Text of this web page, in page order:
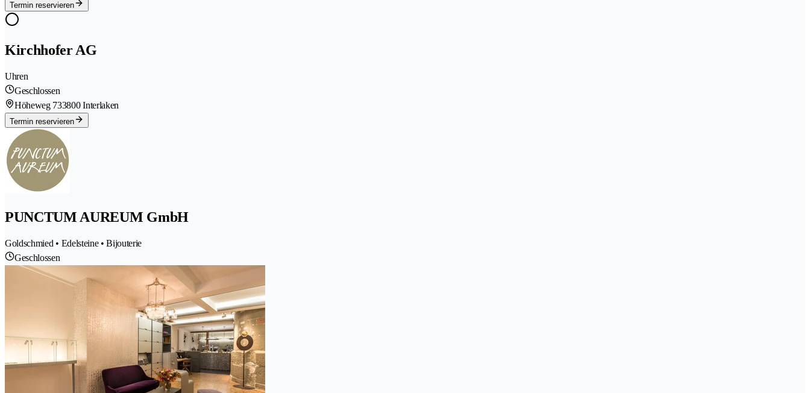
Termin reservieren
Kirchhofer AG
Uhren
Geschlossen
Höheweg 733800 Interlaken
Termin reservieren
PUNCTUM AUREUM GmbH
Goldschmied • Edelsteine • Bijouterie
Geschlossen